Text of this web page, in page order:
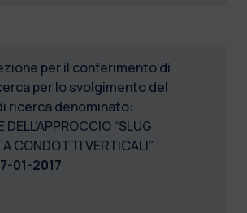
per il conferimento di
per lo svolgimento del
ricerca denominato:
DELL’APPROCCIO “SLUG
CONDOTTI VERTICALI”
01-2017